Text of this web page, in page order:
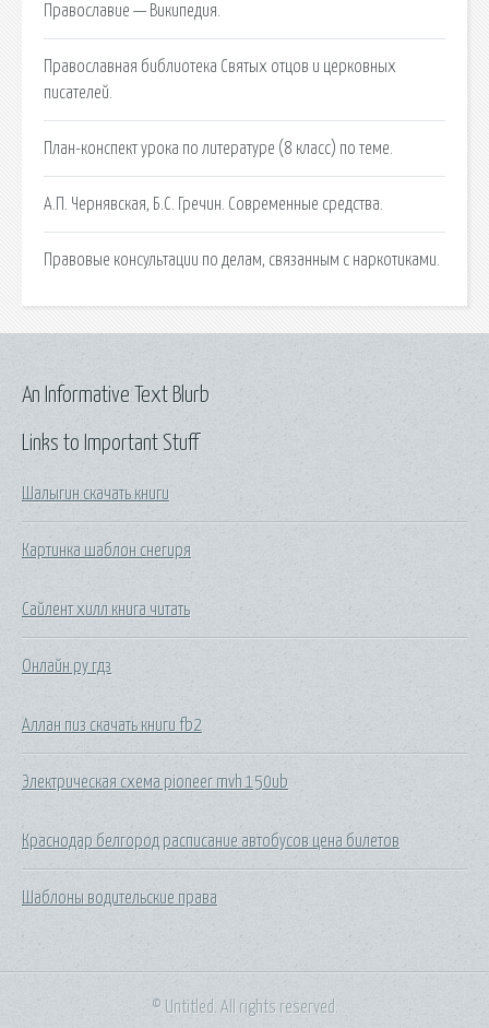
Православие — Википедия.
Православная библиотека Святых отцов и церковных
писателей.
План-конспект урока по литературе (8 класс) по теме.
А.П. Чернявская, Б.С. Гречин. Современные средства.
Правовые консультации по делам, связанным с наркотиками.
Links to Important Stuff
Шалыгин скачать книги
Картинка шаблон снегиря
Сайлент хилл книга читать
Онлайн ру гдз
Аллан пиз скачать книги fb2
Электрическая схема pioneer mvh 150ub
Краснодар белгород расписание автобусов цена билетов
Шаблоны водительские права
An Informative Text Blurb
© Untitled. All rights reserved.